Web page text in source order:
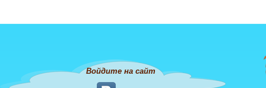
Войдите на сайт